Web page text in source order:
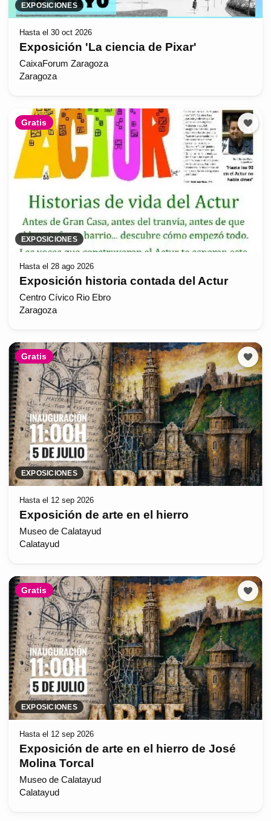
EXPOSICIONES
Hasta el 30 oct 2026
Exposición 'La ciencia de Pixar'
CaixaForum Zaragoza
Zaragoza
Gratis
EXPOSICIONES
Hasta el 28 ago 2026
Exposición historia contada del Actur
Centro Cívico Rio Ebro
Zaragoza
Gratis
EXPOSICIONES
Hasta el 12 sep 2026
Exposición de arte en el hierro
Museo de Calatayud
Calatayud
Gratis
EXPOSICIONES
Hasta el 12 sep 2026
Exposición de arte en el hierro de José
Molina Torcal
Museo de Calatayud
Calatayud